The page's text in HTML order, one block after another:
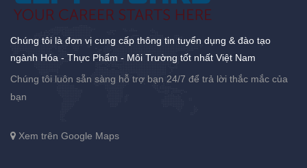
Chúng tôi là đơn vị cung cấp thông tin tuyển dụng & đào tạo
ngành Hóa - Thực Phẩm - Môi Trường tốt nhất Việt Nam
Chúng tôi luôn sẵn sàng hỗ trợ bạn 24/7 để trả lời thắc mắc của
bạn
Xem trên Google Maps